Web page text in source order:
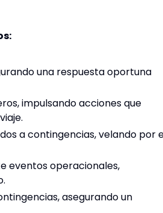
una respuesta oportuna
impulsando acciones que
a contingencias, velando por
eventos operacionales,
asegurando un